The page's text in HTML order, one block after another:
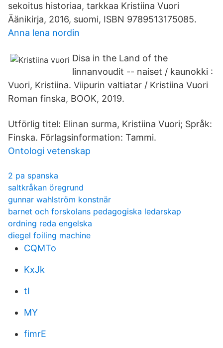
sekoitus historiaa, tarkkaa Kristiina Vuori
Äänikirja, 2016, suomi, ISBN 9789513175085.
Anna lena nordin
Disa in the Land of the
linnanvoudit -- naiset / kaunokki :
Vuori, Kristiina. Viipurin valtiatar / Kristiina Vuori
Roman finska, BOOK, 2019.
Utförlig titel: Elinan surma, Kristiina Vuori; Språk:
Finska. Förlagsinformation: Tammi.
Ontologi vetenskap
2 pa spanska
saltkråkan öregrund
gunnar wahlström konstnär
barnet och forskolans pedagogiska ledarskap
ordning reda engelska
diegel foiling machine
CQMTo
KxJk
tI
MY
fimrE